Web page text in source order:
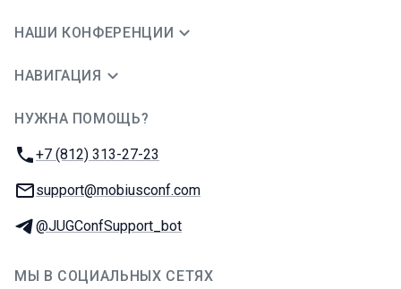
НАШИ КОНФЕРЕНЦИИ
НАВИГАЦИЯ
НУЖНА ПОМОЩЬ?
Телефон:
+7 (812) 313-27-23
E-mail:
support@mobiusconf.com
Телеграм:
@JUGConfSupport_bot
МЫ В СОЦИАЛЬНЫХ СЕТЯХ